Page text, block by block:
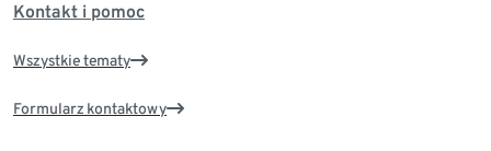
Kontakt i pomoc
Wszystkie tematy
Formularz kontaktowy